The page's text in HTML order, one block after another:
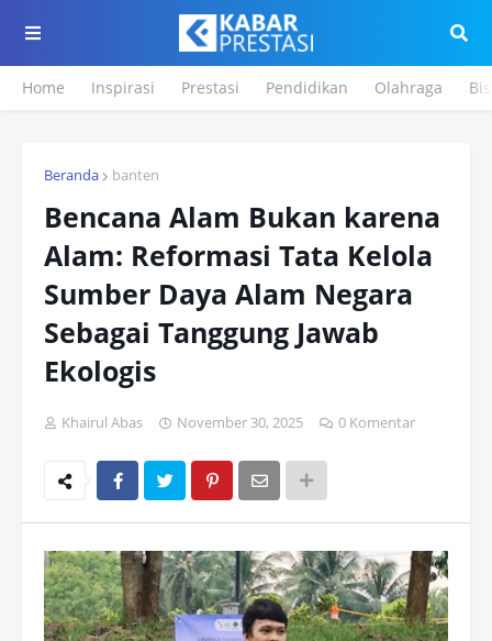
Home Inspirasi Prestasi Pendidikan Olahraga
Beranda banten
Bencana Alam Bukan karena
Alam: Reformasi Tata Kelola
Sumber Daya Alam Negara
Sebagai Tanggung Jawab
Ekologis
Khairul Abas November 30, 2025 0 Komentar